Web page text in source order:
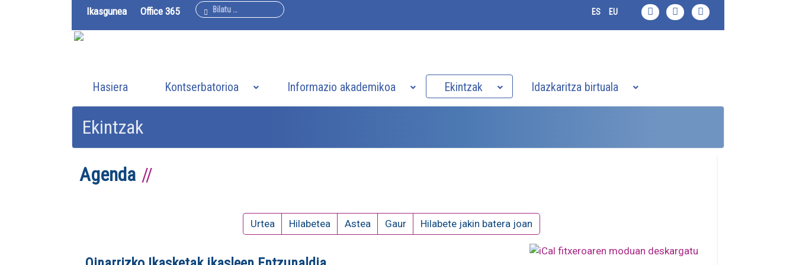
Ikasgunea Office 365 Bilatu ES EU
Hasiera Kontserbatorioa Informazio akademikoa Ekintzak Idazkaritza birtuala
Ekintzak
Agenda
Urtea Hilabetea Astea Gaur Hilabete jakin batera joan